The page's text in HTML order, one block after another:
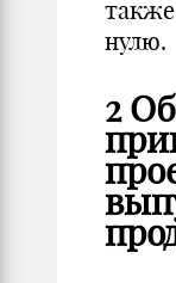
нулю.
2